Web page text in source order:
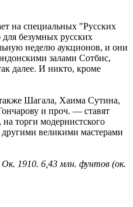
на специальных "Русских
безумных русских
неделю аукционов, и они
залами Сотбис,
далее. И никто, кроме
Шагала, Хаима Сутина,
и проч. — ставят
торги модернистского
другими великими мастерами
1910. 6,43 млн. фунтов (ок.